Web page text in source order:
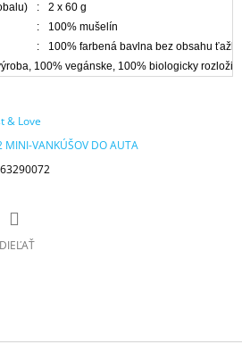
:
2 x 60 g
:
100% mušelín
:
100% farbená bavlna bez obsahu
100% vegánske, 100% biologicky
& Love
MINI-VANKÚŠOV DO AUTA